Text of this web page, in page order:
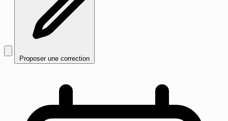
Proposer une correction